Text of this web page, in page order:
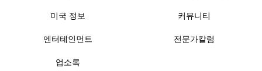
미국 정보 커뮤니티
엔터테인먼트 전문가칼럼
업소록